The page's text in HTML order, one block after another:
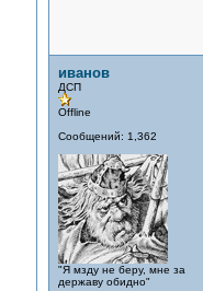
иванов
ДСП
Offline
Сообщений: 1,362
"Я мзду не беру, мне за
державу обидно"